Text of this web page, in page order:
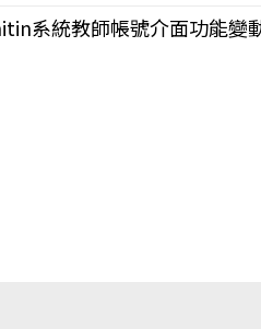
系統教師帳號介面功能變